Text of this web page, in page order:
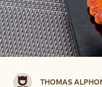
ThomasTHOMAS